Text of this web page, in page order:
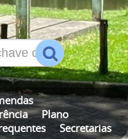
Plano
Secretarias